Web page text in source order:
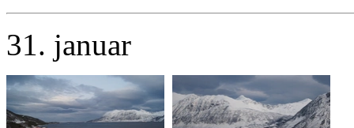
31. januar